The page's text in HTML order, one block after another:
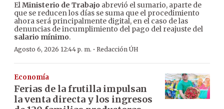
ElMinisterio de Trabajo abrevió el sumario, aparte de
que se reducen los días se suma que el procedimiento
ahora será principalmente digital, en el caso de las
denuncias de incumplimiento del pago del reajuste del
salario mínimo.
Agosto 6, 2026 12:44 p. m. · Redacción ÚH
Economía
Ferias de la frutilla impulsan
la venta directa y los ingresos